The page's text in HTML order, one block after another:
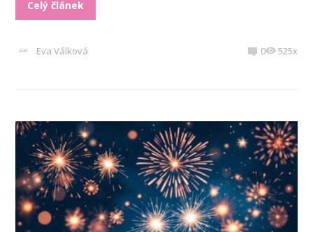
Celý článek
Eva Válková 0 525x